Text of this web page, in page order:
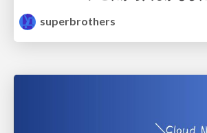
superbrothers